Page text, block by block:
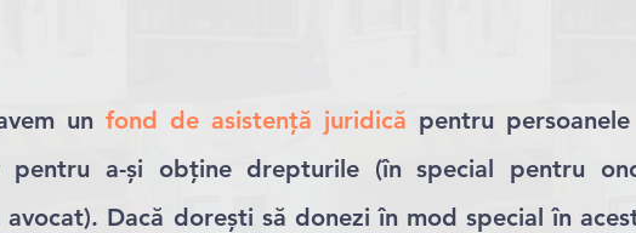
un fond de asistență juridică pentru
pentru a-și obține drepturile (în special pentru
Dacă dorești să donezi în mod special în